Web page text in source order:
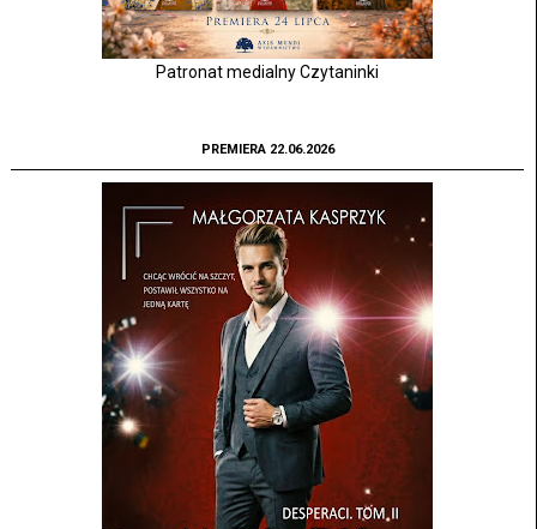
Patronat medialny Czytaninki
PREMIERA 22.06.2026